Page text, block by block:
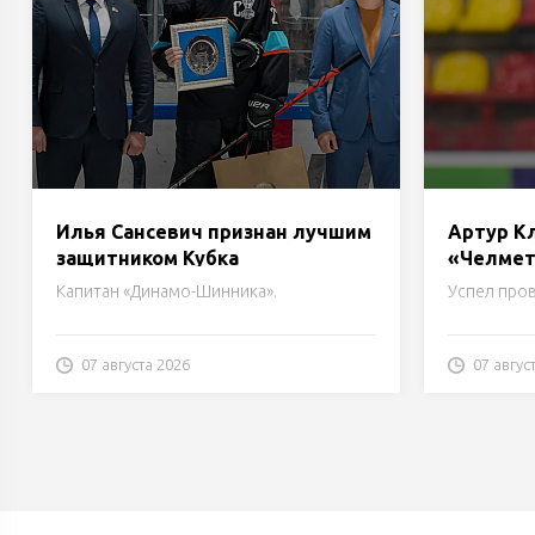
Илья Сансевич признан лучшим
защитником Кубка
председателя Бобруйского
Капитан «Динамо-Шинника».
07 августа 2026
Артур
Успел
07